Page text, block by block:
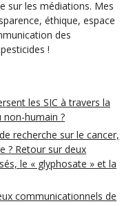
sur les médiations. Mes
éthique, espace
des
!
les SIC à travers la
humain ?
recherche sur le cancer,
? Retour sur deux
le « glyphosate » et la
communicationnels de